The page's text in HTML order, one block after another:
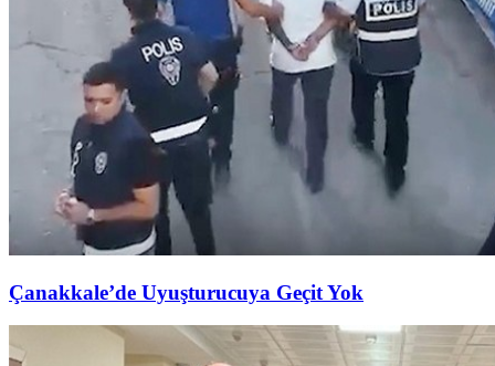
Çanakkale’de Uyuşturucuya Geçit Yok